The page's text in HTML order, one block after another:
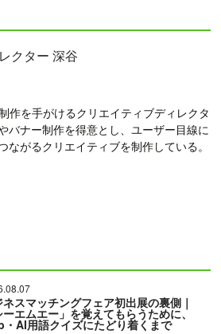
クター 深谷
作を手がけるクリエイティブディレクタ
バナー制作を得意とし、ユーザー目線に
ながるクリエイティブを制作している。
ネスマッチングフェア初出展の裏側｜
ーエムエー」を覚えてもらうために、
・AI用語クイズにたどり着くまで